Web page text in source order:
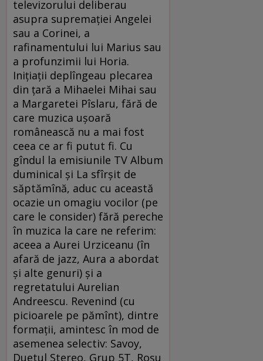
televizorului deliberau
asupra supremaţiei Angelei
sau a Corinei, a
rafinamentului lui Marius sau
a profunzimii lui Horia.
Iniţiaţii deplîngeau plecarea
din ţară a Mihaelei Mihai sau
a Margaretei Pîslaru, fără de
care muzica uşoară
românească nu a mai fost
ceea ce ar fi putut fi. Cu
gîndul la emisiunile TV Album
duminical şi La sfîrşit de
săptămînă, aduc cu această
ocazie un omagiu vocilor (pe
care le consider) fără pereche
în muzica la care ne referim:
aceea a Aurei Urziceanu (în
afară de jazz, Aura a abordat
şi alte genuri) şi a
regretatului Aurelian
Andreescu. Revenind (cu
picioarele pe pămînt), dintre
formaţii, amintesc în mod de
asemenea selectiv: Savoy,
Duetul Stereo, Grup 5T, Roşu